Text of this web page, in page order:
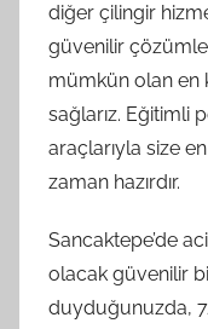
diğer çilingir
güvenilir
mümkün olan en
sağlarız. Eğitimli
araçlarıyla size
zaman hazırdır.
Sancaktepe’de
olacak güvenilir
duyduğunuzda,